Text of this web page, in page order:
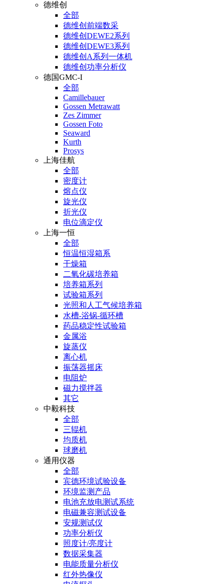
德维创
全部
德维创前端数采
德维创DEWE2系列
德维创DEWE3系列
德维创A系列一体机
德维创功率分析仪
德国GMC-I
全部
Camillebauer
Gossen Metrawatt
Zes Zimmer
Gossen Foto
Seaward
Kurth
Prosys
上海佳航
全部
密度计
熔点仪
旋光仪
折光仪
电位滴定仪
上海一恒
全部
恒温恒湿箱系
干燥箱
二氧化碳培养箱
培养箱系列
试验箱系列
光照和人工气候培养箱
水槽-浴锅-循环槽
药品稳定性试验箱
金属浴
旋蒸仪
离心机
振荡器摇床
电阻炉
磁力搅拌器
其它
中毅科技
全部
三辊机
均质机
球磨机
通用仪器
全部
宾德环境试验设备
环境监测产品
电池充放电测试系统
电磁兼容测试设备
安规测试仪
功率分析仪
照度计/亮度计
数据采集器
电能质量分析仪
红外热像仪